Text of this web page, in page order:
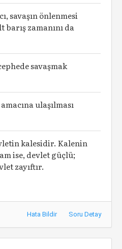
savaşın önlenmesi
zamanını da
savaşmak
ulaşılması
kalesidir. Kalenin
ise, devlet güçlü;
zayıftır.
Hata Bildir Soru Detay